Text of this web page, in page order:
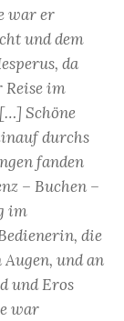
war er
und dem
da
Reise im
Schöne
durchs
fanden
– Buchen –
im
die
und an
und Eros
war